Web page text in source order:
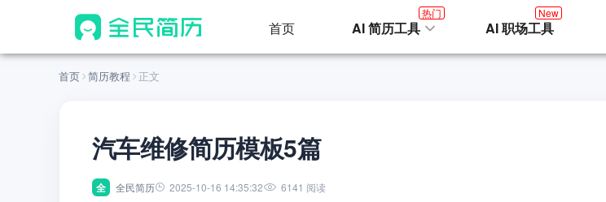
首页 AI 简历工具
热门
AI 职场工具
New
首页 简历教程 正文
汽车维修简历模板5篇
全 全民简历 2025-10-16 14:35:32 6141 阅读